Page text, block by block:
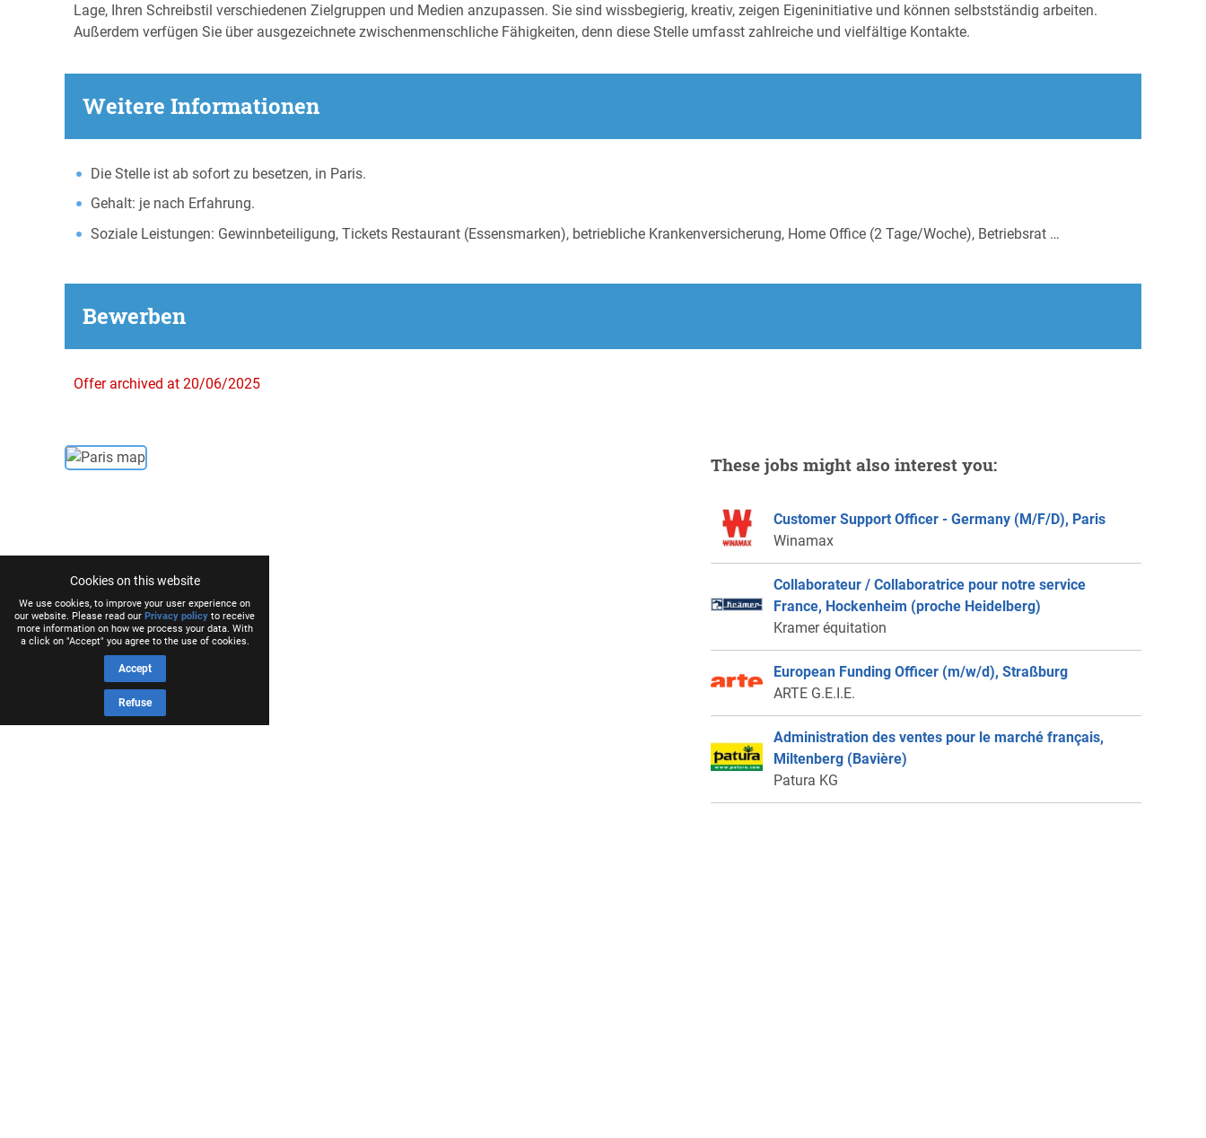
Lage, Ihren Schreibstil verschiedenen Zielgruppen und Medien anzupassen. Sie sind wissbegierig, kreativ, zeigen Eigeninitiative und können selbstständig arbeiten.
Außerdem verfügen Sie über ausgezeichnete zwischenmenschliche Fähigkeiten, denn diese Stelle umfasst zahlreiche und vielfältige Kontakte.
Weitere Informationen
Die Stelle ist ab sofort zu besetzen, in Paris.
Gehalt: je nach Erfahrung.
Soziale Leistungen: Gewinnbeteiligung, Tickets Restaurant (Essensmarken), betriebliche Krankenversicherung, Home Office (2 Tage/Woche), Betriebsrat …
Bewerben
Offer archived at 20/06/2025
These jobs might also interest you:
Customer Support Officer - Germany (M/F/D), Paris
Winamax
Collaborateur / Collaboratrice pour notre service
France, Hockenheim (proche Heidelberg)
Kramer équitation
European Funding Officer (m/w/d), Straßburg
ARTE G.E.I.E.
Administration des ventes pour le marché français,
Miltenberg (Bavière)
Patura KG
Cookies on this website
We use cookies, to improve your user experience on
our website. Please read our Privacy policy to receive
more information on how we process your data. With
a click on "Accept" you agree to the use of cookies.
Accept
Refuse